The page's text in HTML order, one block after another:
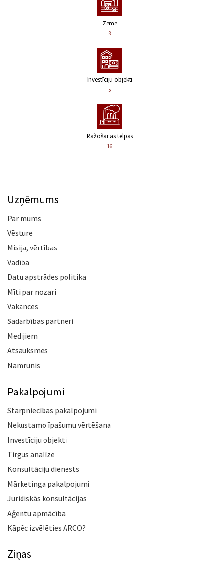
Zeme
8
Investīciju objekti
5
Ražošanas telpas
16
Uzņēmums
Par mums
Vēsture
Misija, vērtības
Vadība
Datu apstrādes politika
Mīti par nozari
Vakances
Sadarbības partneri
Medijiem
Atsauksmes
Namrunis
Pakalpojumi
Starpniecības pakalpojumi
Nekustamo īpašumu vērtēšana
Investīciju objekti
Tirgus analīze
Konsultāciju dienests
Mārketinga pakalpojumi
Juridiskās konsultācijas
Aģentu apmācība
Kāpēc izvēlēties ARCO?
Ziņas